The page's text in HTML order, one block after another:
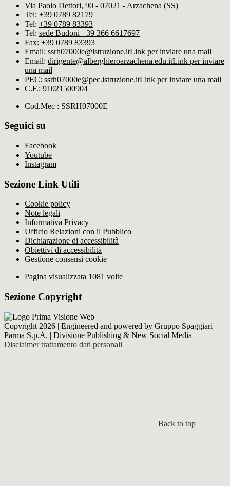
Via Paolo Dettori, 90 - 07021 - Arzachena (SS)
Tel: +39 0789 82179
Tel: +39 0789 83393
Tel: sede Budoni +39 366 6617697
Fax: +39 0789 83393
Email: ssrh07000e@istruzione.itLink per inviare una mail
Email: dirigente@alberghieroarzachena​.edu.itLink per inviare
una mail
PEC: ssrh07000e@pec.istruzione.itLink per inviare una mail
C.F.: 91021500904
Cod.Mec : SSRH07000E
Seguici su
Facebook
Youtube
Instagram
Sezione Link Utili
Cookie policy
Note legali
Informativa Privacy
Ufficio Relazioni con il Pubblico
Dichiarazione di accessibilità
Obiettivi di accessibilità
Gestione consensi cookie
Pagina visualizzata 1081 volte
Sezione Copyright
Copyright 2026 | Engineered and powered by Gruppo Spaggiari
Parma S.p.A. | Divisione Publishing & New Social Media
Disclaimer trattamento dati personali
Back to top